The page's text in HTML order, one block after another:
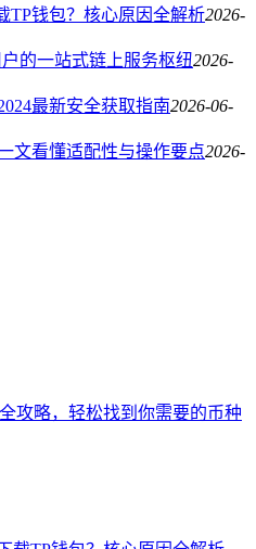
TP钱包？核心原因全解析2026-
的一站式链上服务枢纽2026-
最新安全获取指南2026-06-
文看懂适配性与操作要点2026-
攻略，轻松找到你需要的币种